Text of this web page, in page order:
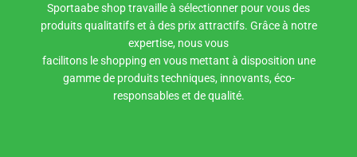
Sportaabe shop travaille à sélectionner pour vous des
produits qualitatifs et à des prix attractifs. Grâce à notre
expertise, nous vous
facilitons le shopping en vous mettant à disposition une
gamme de produits techniques, innovants, éco-
responsables et de qualité.